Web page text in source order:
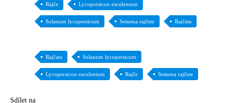
Rajče Lycopersicon esculentum
Solanum lycopersicum Semena rajčete Rajčata
Rajčata Solanum lycopersicum
Lycopersicon esculentum Rajče Semena rajčete
Sdílet na